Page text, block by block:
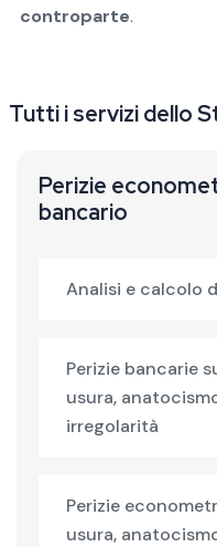
controparte.
Tutti i servizi dello
Perizie
bancario
Analisi e calcolo
Perizie bancarie
usura,
irregolarità
Perizie
usura,